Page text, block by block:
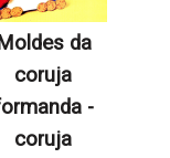
Moldes da
coruja
-
coruja